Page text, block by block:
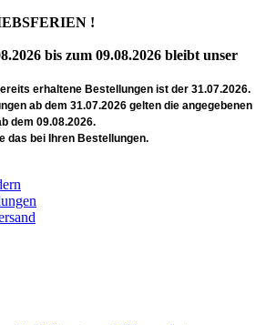
!
bis zum 09.08.2026 bleibt unser
erhaltene Bestellungen ist der 31.07.2026.
ab dem 31.07.2026 gelten die angegebenen
dem 09.08.2026.
das bei Ihren Bestellungen.